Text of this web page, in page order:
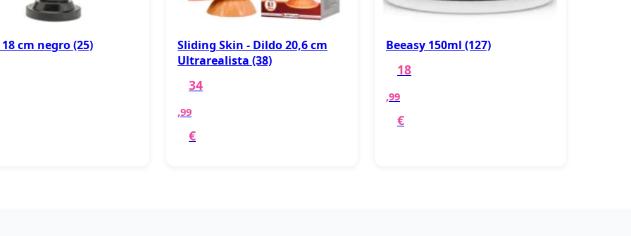
cm negro (25)
Sliding Skin - Dildo 20,6 cm
Ultrarealista (38)
34
,99
€
Beeasy 150ml (127)
18
,99
€